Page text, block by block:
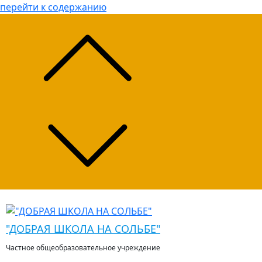
перейти к содержанию
"ДОБРАЯ ШКОЛА НА СОЛЬБЕ"
Частное общеобразовательное учреждение